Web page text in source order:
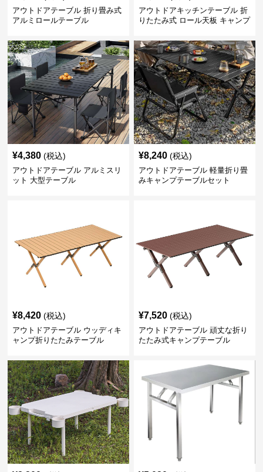
アウトドアテーブル 折り畳み式
アルミロールテーブル
アウトドアキッチンテーブル 折
りたたみ式 ロール天板 キャンプ
¥4,380 (税込)
アウトドアテーブル アルミスリ
ット 大型テーブル
¥8,240 (税込)
アウトドアテーブル 軽量折り畳
みキャンプテーブルセット
¥8,420 (税込)
アウトドアテーブル ウッディキ
ャンプ折りたたみテーブル
¥7,520 (税込)
アウトドアテーブル 頑丈な折り
たたみ式キャンプテーブル